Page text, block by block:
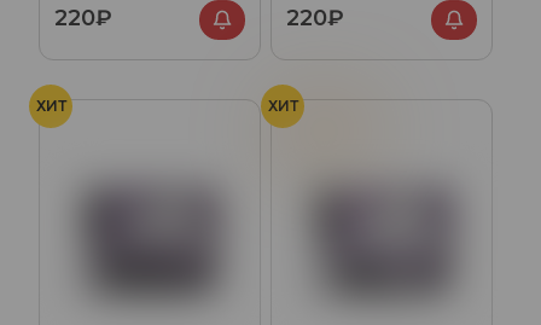
220₽ 220₽
ХИТ ХИТ
Апельсин